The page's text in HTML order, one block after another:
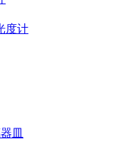
度计
皿